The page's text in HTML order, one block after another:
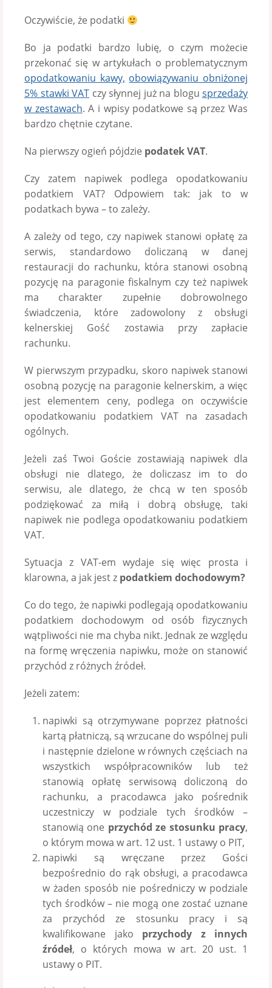
Oczywiście, że podatki
Bo ja podatki bardzo lubię, o czym możecie
przekonać się w artykułach o problematycznym
opodatkowaniu kawy, obowiązywaniu obniżonej
5% stawki VAT czy słynnej już na blogu sprzedaży
w zestawach. A i wpisy podatkowe są przez Was
bardzo chętnie czytane.
Na pierwszy ogień pójdzie podatek VAT.
Czy zatem napiwek podlega opodatkowaniu
podatkiem VAT? Odpowiem tak: jak to w
podatkach bywa – to zależy.
A zależy od tego, czy napiwek stanowi opłatę za
serwis, standardowo doliczaną w danej
restauracji do rachunku, która stanowi osobną
pozycję na paragonie fiskalnym czy też napiwek
ma charakter zupełnie dobrowolnego
świadczenia, które zadowolony z obsługi
kelnerskiej Gość zostawia przy zapłacie
rachunku.
W pierwszym przypadku, skoro napiwek stanowi
osobną pozycję na paragonie kelnerskim, a więc
jest elementem ceny, podlega on oczywiście
opodatkowaniu podatkiem VAT na zasadach
ogólnych.
Jeżeli zaś Twoi Goście zostawiają napiwek dla
obsługi nie dlatego, że doliczasz im to do
serwisu, ale dlatego, że chcą w ten sposób
podziękować za miłą i dobrą obsługę, taki
napiwek nie podlega opodatkowaniu podatkiem
VAT.
Sytuacja z VAT-em wydaje się więc prosta i
klarowna, a jak jest z podatkiem dochodowym?
Co do tego, że napiwki podlegają opodatkowaniu
podatkiem dochodowym od osób fizycznych
wątpliwości nie ma chyba nikt. Jednak ze względu
na formę wręczenia napiwku, może on stanowić
przychód z różnych źródeł.
Jeżeli zatem:
napiwki są otrzymywane poprzez płatności
kartą płatniczą, są wrzucane do wspólnej puli
i następnie dzielone w równych częściach na
wszystkich współpracowników lub też
stanowią opłatę serwisową doliczoną do
rachunku, a pracodawca jako pośrednik
uczestniczy w podziale tych środków –
stanowią one przychód ze stosunku pracy,
o którym mowa w art. 12 ust. 1 ustawy o PIT,
napiwki są wręczane przez Gości
bezpośrednio do rąk obsługi, a pracodawca
w żaden sposób nie pośredniczy w podziale
tych środków – nie mogą one zostać uznane
za przychód ze stosunku pracy i są
kwalifikowane jako przychody z innych
źródeł, o których mowa w art. 20 ust. 1
ustawy o PIT.